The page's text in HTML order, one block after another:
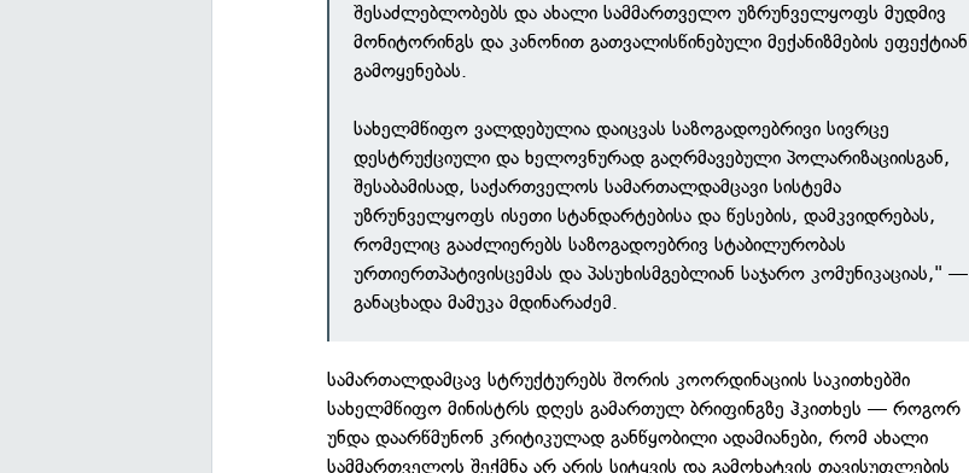
შესაძლებლობებს და ახალი სამმართველო უზრუნველყოფს მუდმივ
მონიტორინგს და კანონით გათვალისწინებული მექანიზმების ეფექტიან
გამოყენებას.
სახელმწიფო ვალდებულია დაიცვას საზოგადოებრივი სივრცე
დესტრუქციული და ხელოვნურად გაღრმავებული პოლარიზაციისგან,
შესაბამისად, საქართველოს სამართალდამცავი სისტემა
უზრუნველყოფს ისეთი სტანდარტებისა და წესების, დამკვიდრებას,
რომელიც გააძლიერებს საზოგადოებრივ სტაბილურობას
ურთიერთპატივისცემას და პასუხისმგებლიან საჯარო კომუნიკაციას," —
განაცხადა მამუკა მდინარაძემ.
სამართალდამცავ სტრუქტურებს შორის კოორდინაციის საკითხებში
სახელმწიფო მინისტრს დღეს გამართულ ბრიფინგზე ჰკითხეს — როგორ
უნდა დაარწმუნონ კრიტიკულად განწყობილი ადამიანები, რომ ახალი
სამმართველოს შექმნა არ არის სიტყვის და გამოხატვის თავისუფლების